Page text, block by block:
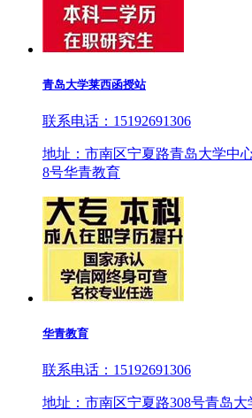
青岛大学莱西函授站
联系电话：15192691306
地址：市南区宁夏路青岛大学中
8号华青教育
华青教育
联系电话：15192691306
地址：市南区宁夏路308号青岛大